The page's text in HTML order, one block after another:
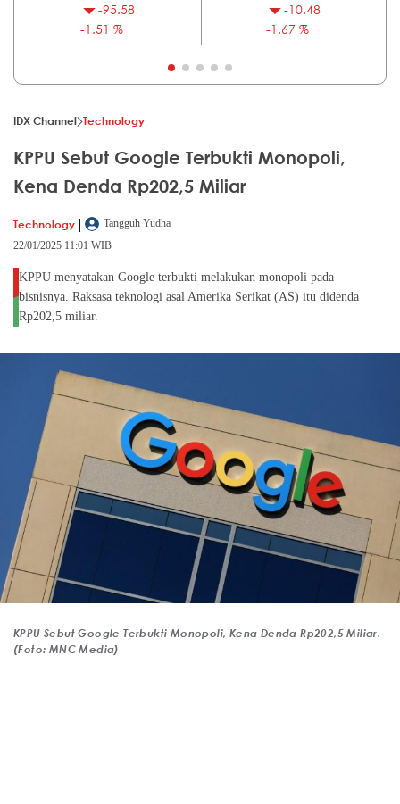
-95.58
-1.51 %
-10.48
-1.67 %
IDX Channel Technology
KPPU Sebut Google Terbukti Monopoli,
Kena Denda Rp202,5 Miliar
Technology |
Tangguh Yudha
22/01/2025 11:01 WIB
KPPU menyatakan Google terbukti melakukan monopoli pada
bisnisnya. Raksasa teknologi asal Amerika Serikat (AS) itu didenda
Rp202,5 miliar.
KPPU Sebut Google Terbukti Monopoli, Kena Denda Rp202,5 Miliar.
(Foto: MNC Media)